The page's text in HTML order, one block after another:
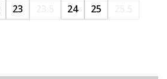
23 24 25